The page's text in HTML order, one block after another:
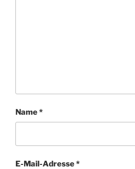
Name*
E-Mail-Adresse*